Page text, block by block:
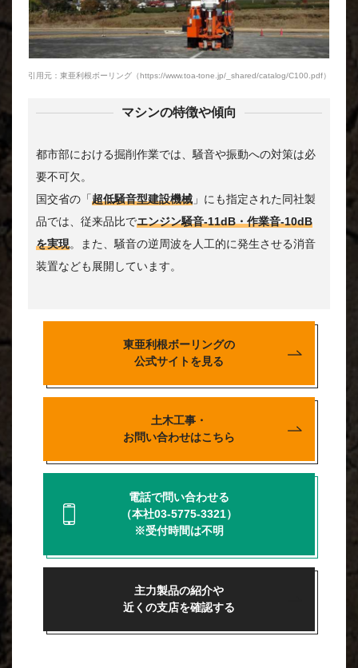
引用元：東亜利根ボーリング（https://www.toa-tone.jp/_shared/catalog/C100.pdf）
マシンの特徴や傾向
都市部における掘削作業では、騒音や振動への対策は必
要不可欠。
国交省の「超低騒音型建設機械 」にも指定された同社製
品では、従来品比でエンジン騒音-11dB・作業音-10dB
を実現。また、騒音の逆周波を人工的に発生させる消音
装置なども展開しています。
東亜利根ボーリングの
公式サイトを見る
土木工事・
お問い合わせはこちら
電話で問い合わせる
（本社03-5775-3321）
※受付時間は不明
主力製品の紹介や
近くの支店を確認する